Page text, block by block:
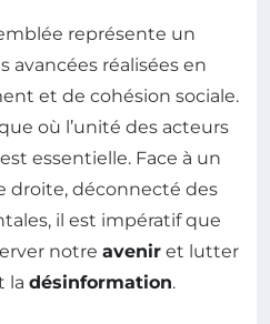
représente un
avancées réalisées en
et de cohésion sociale.
où l’unité des acteurs
essentielle. Face à un
droite, déconnecté des
il est impératif que
notre avenir et lutter
la désinformation.